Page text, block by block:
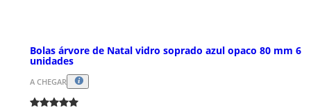
Bolas árvore de Natal vidro soprado azul opaco 80 mm 6
unidades
A CHEGAR